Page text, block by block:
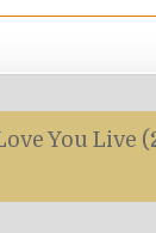
You Live